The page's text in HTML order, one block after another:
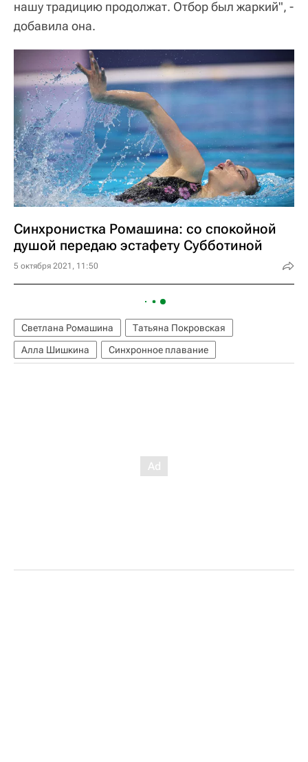
нашу традицию продолжат. Отбор был жаркий", -
добавила она.
Cинхронистка Ромашина: со спокойной
душой передаю эстафету Субботиной
5 октября 2021, 11:50
Светлана Ромашина
Татьяна Покровская
Алла Шишкина
Синхронное плавание